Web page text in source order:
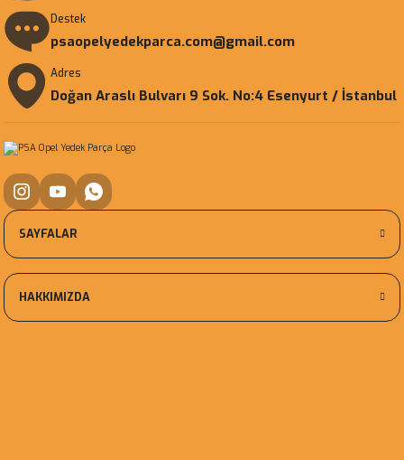
Destek
psaopelyedekparca.com@gmail.com
Adres
Doğan Araslı Bulvarı 9 Sok. No:4 Esenyurt / İstanbul
SAYFALAR
HAKKIMIZDA